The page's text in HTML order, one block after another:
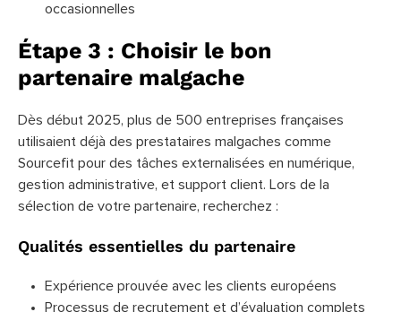
occasionnelles
Étape 3 : Choisir le bon
partenaire malgache
Dès début 2025, plus de 500 entreprises françaises
utilisaient déjà des prestataires malgaches comme
Sourcefit pour des tâches externalisées en numérique,
gestion administrative, et support client. Lors de la
sélection de votre partenaire, recherchez :
Qualités essentielles du partenaire
Expérience prouvée avec les clients européens
Processus de recrutement et d’évaluation complets